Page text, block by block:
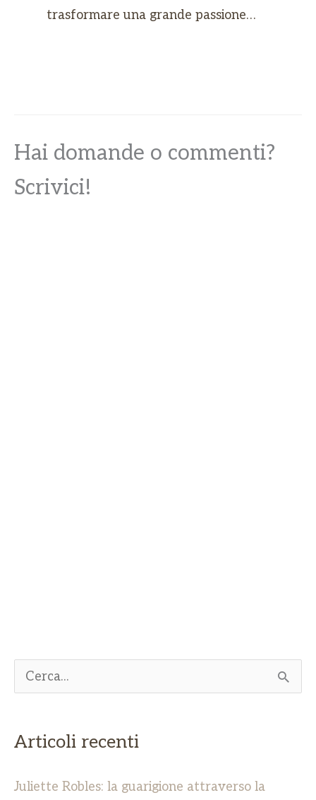
trasformare una grande passione…
Hai domande o commenti?
Scrivici!
a
Articoli recenti
Juliette Robles: la guarigione attraverso la